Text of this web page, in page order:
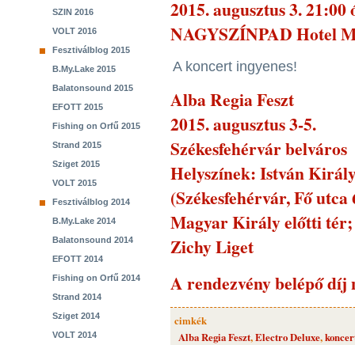
SZIN 2016
VOLT 2016
Fesztiválblog 2015
B.My.Lake 2015
Balatonsound 2015
EFOTT 2015
Fishing on Orfű 2015
Strand 2015
Sziget 2015
VOLT 2015
Fesztiválblog 2014
B.My.Lake 2014
Balatonsound 2014
EFOTT 2014
Fishing on Orfű 2014
Strand 2014
Sziget 2014
VOLT 2014
2015. augusztus 3. 21:00
NAGYSZÍNPAD Hotel
A koncert ingyenes!
Alba Regia Feszt
2015. augusztus 3-5.
Székesfehérvár belváros
Helyszínek: István
(Székesfehérvár, Fő
Magyar Király előtti tér;
Zichy Liget
A rendezvény belépő
cimkék
Alba Regia Feszt,Electro Deluxe,